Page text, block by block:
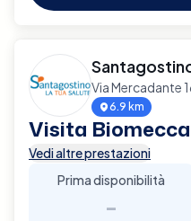
Via Mercadante
6.9 km
Visita
Vedi altre prestazioni
Prima disponibilità
-